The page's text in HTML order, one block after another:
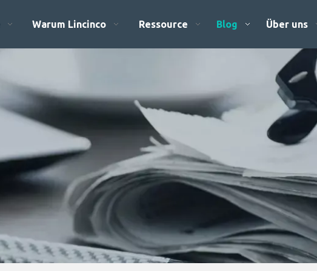
Warum Lincinco Ressource Blog Über uns